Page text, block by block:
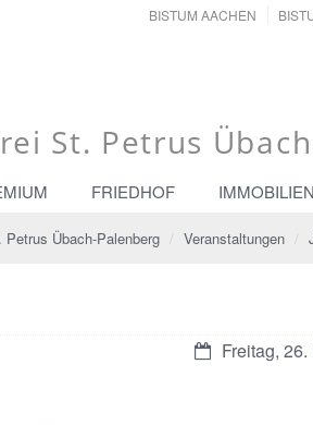
BISTUM AACHEN
St. Petrus
FRIEDHOF
Petrus Übach-Palenberg Veranstaltungen
Datum:Freitag,